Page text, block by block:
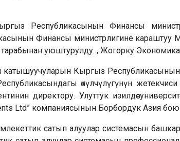
Республикасынын Финансы
Финансы министрлигине караштуу
тарабынан уюштурулду. , Жогорку
Кыргыз
өкүлчүлүгүнүн
директору. Улуттук изилдөө
Ltd” компаниясынын Борбордук Азия
сатып алуулар системасын